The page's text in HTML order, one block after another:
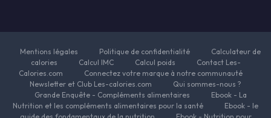
Mentions légales Politique de confidentialité
Calculateur de
calories
Calcul IMC Calcul poids
Contact Les-
Calories.com
Connectez votre marque à notre communauté
Newsletter et Club Les-calories.com
Qui sommes-nous ?
Grande Enquête - Compléments alimentaires
Ebook - La
Nutrition et les compléments alimentaires pour la santé
Ebook - le